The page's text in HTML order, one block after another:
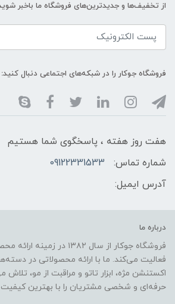
از تخفیف‌ها و جدیدترین‌های فروشگاه ما باخبر
فروشگاه جوکار را در شبکه‌های اجتماعی دنبال کنید:
هفت روز هفته ، پاسخگوی شما هستیم
شماره تماس:
09122331533
آدرس ایمیل:
درباره ما
فروشگاه جوکار از سال ۱۳۸۲
فعالیت می‌کند. ما با ارائه محصولاتی در
اکستنشن مژه، ابزار تاتو و مراقبت از مو، تلاش
حرفه‌ای و شخصی مشتریان را با بهترین